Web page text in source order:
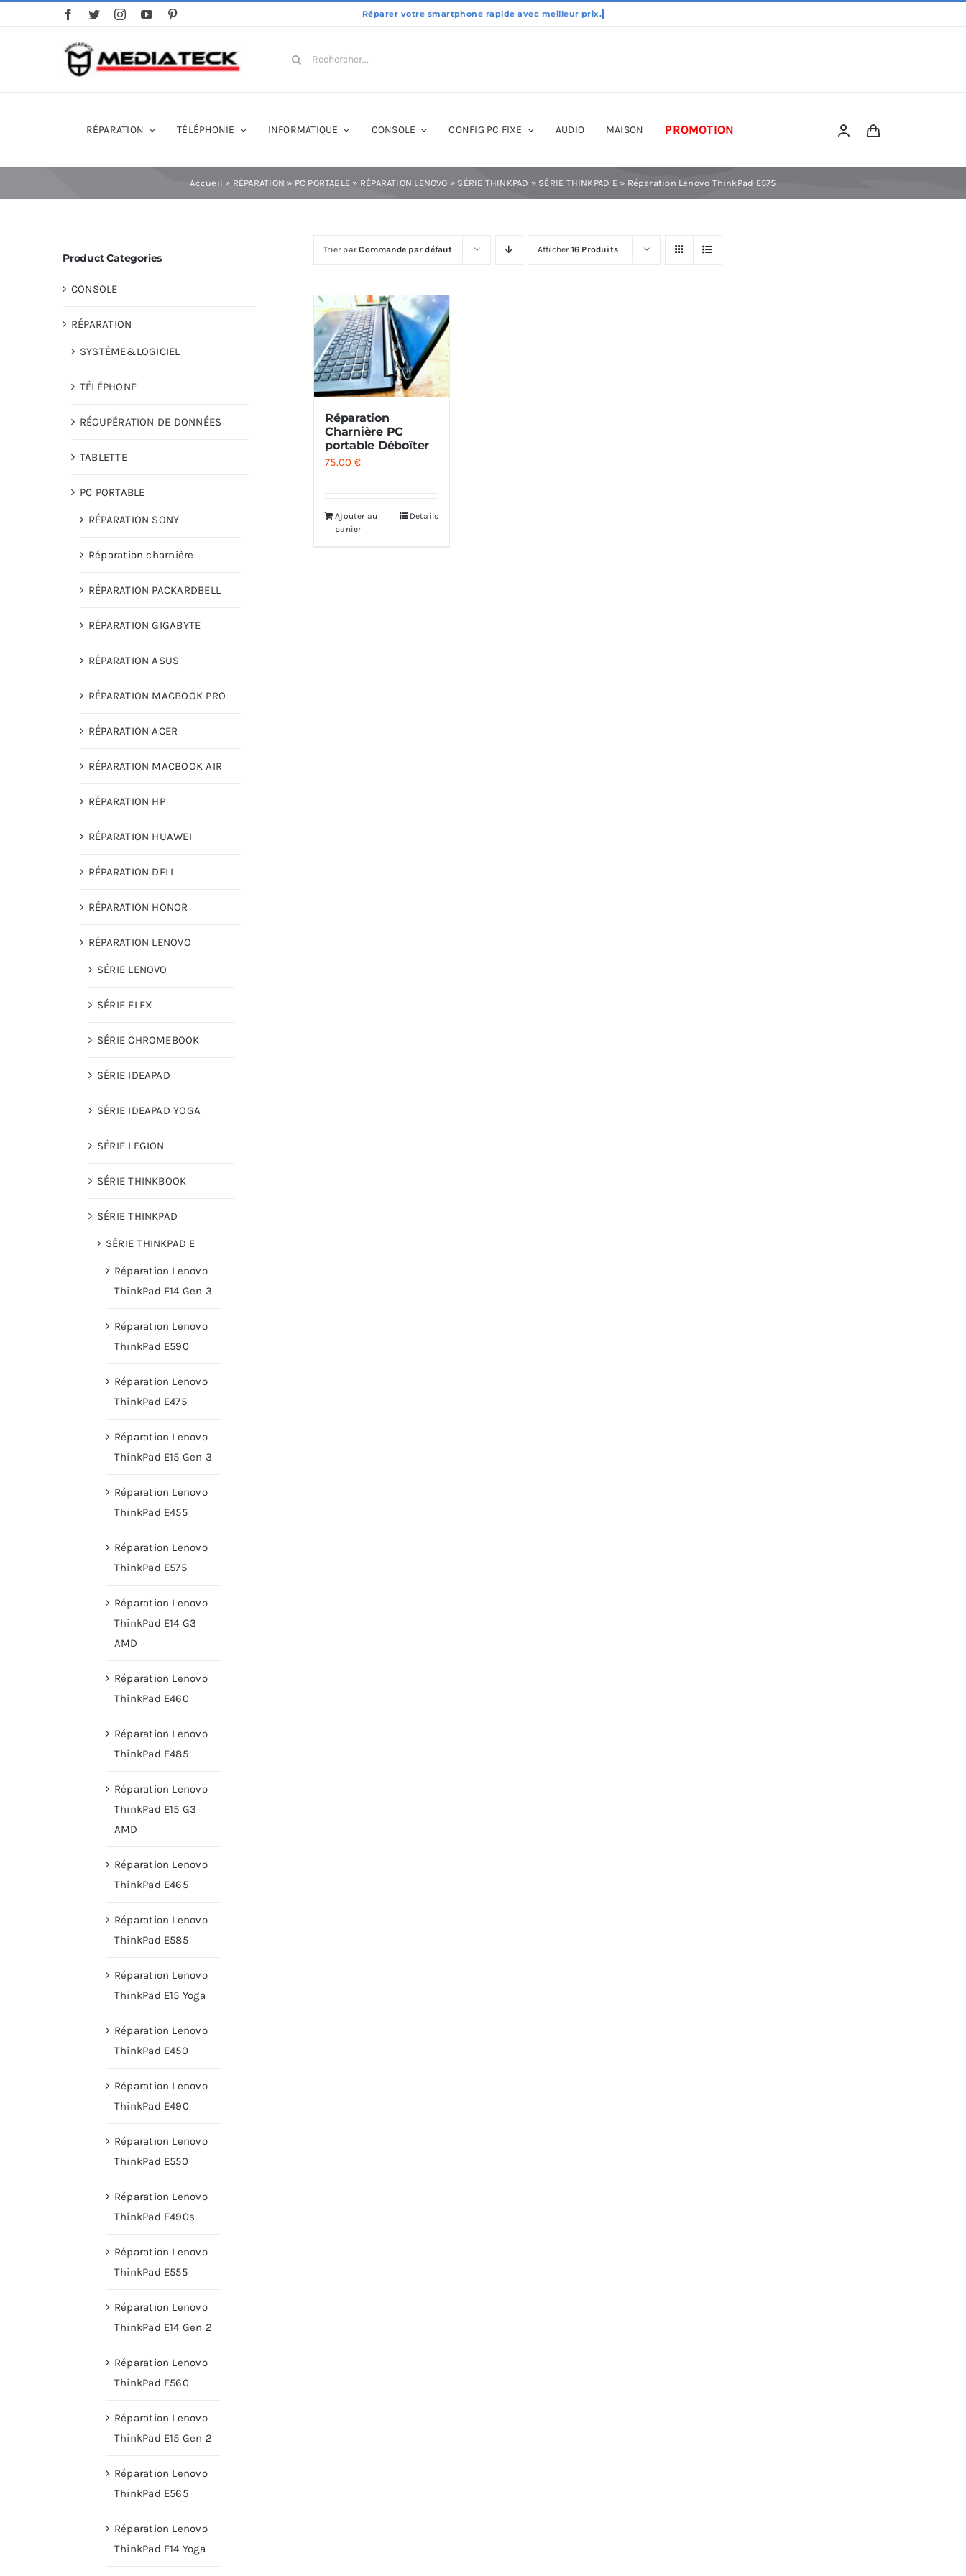
Search
RÉPARATION TÉLÉPHONIE INFORMATIQUE CONSOLE CONFIG PC FIXE AUDIO MAISON PROMOTION
Accueil » RÉPARATION » PC PORTABLE » RÉPARATION LENOVO » SÉRIE THINKPAD » SÉRIE THINKPAD E» Réparation Lenovo ThinkPad E575
Trier parCommande par défaut Afficher 16 Produits
Réparation
Charnière PC
portable Déboîter
75.00€
Ajouter au
panier
Details
Product Categories
CONSOLE
RÉPARATION
SYSTÈME&LOGICIEL
TÉLÉPHONE
RÉCUPÉRATION DE DONNÉES
TABLETTE
PC PORTABLE
RÉPARATION SONY
Réparation charnière
RÉPARATION PACKARDBELL
RÉPARATION GIGABYTE
RÉPARATION ASUS
RÉPARATION MACBOOK PRO
RÉPARATION ACER
RÉPARATION MACBOOK AIR
RÉPARATION HP
RÉPARATION HUAWEI
RÉPARATION DELL
RÉPARATION HONOR
RÉPARATION LENOVO
SÉRIE LENOVO
SÉRIE FLEX
SÉRIE CHROMEBOOK
SÉRIE IDEAPAD
SÉRIE IDEAPAD YOGA
SÉRIE LEGION
SÉRIE THINKBOOK
SÉRIE THINKPAD
SÉRIE THINKPAD E
Réparation Lenovo
ThinkPad E14 Gen 3
Réparation Lenovo
ThinkPad E590
Réparation Lenovo
ThinkPad E475
Réparation Lenovo
ThinkPad E15 Gen 3
Réparation Lenovo
ThinkPad E455
Réparation Lenovo
ThinkPad E575
Réparation Lenovo
ThinkPad E14 G3
AMD
Réparation Lenovo
ThinkPad E460
Réparation Lenovo
ThinkPad E485
Réparation Lenovo
ThinkPad E15 G3
AMD
Réparation Lenovo
ThinkPad E465
Réparation Lenovo
ThinkPad E585
Réparation Lenovo
ThinkPad E15 Yoga
Réparation Lenovo
ThinkPad E450
Réparation Lenovo
ThinkPad E490
Réparation Lenovo
ThinkPad E550
Réparation Lenovo
ThinkPad E490s
Réparation Lenovo
ThinkPad E555
Réparation Lenovo
ThinkPad E14 Gen 2
Réparation Lenovo
ThinkPad E560
Réparation Lenovo
ThinkPad E15 Gen 2
Réparation Lenovo
ThinkPad E565
Réparation Lenovo
ThinkPad E14 Yoga